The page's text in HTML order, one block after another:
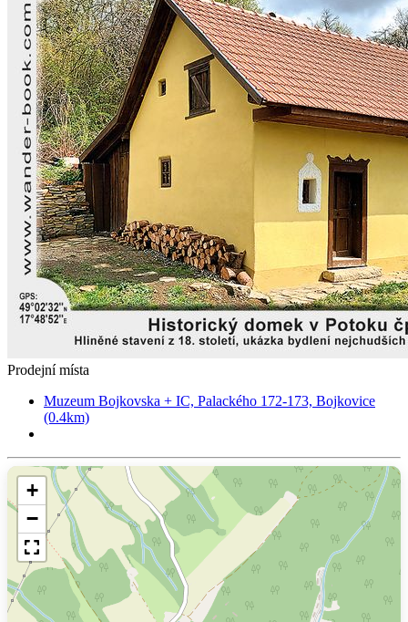
Prodejní místa
Muzeum Bojkovska + IC, Palackého 172-173, Bojkovice
(0.4km)
+
−